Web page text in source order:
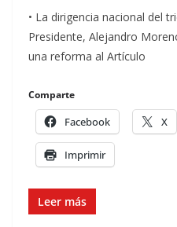
• La dirigencia nacional del
Presidente, Alejandro
una reforma al Artículo
Comparte
Facebook X
Imprimir
Leer más